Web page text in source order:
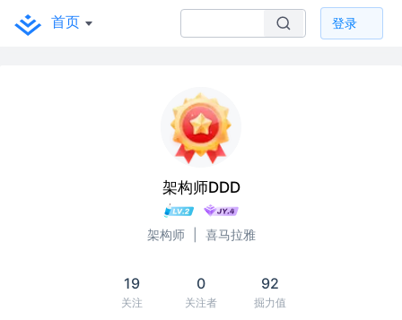
首页 登录
架构师DDD
架构师 喜马拉雅
19
关注
0
关注者
92
掘力值